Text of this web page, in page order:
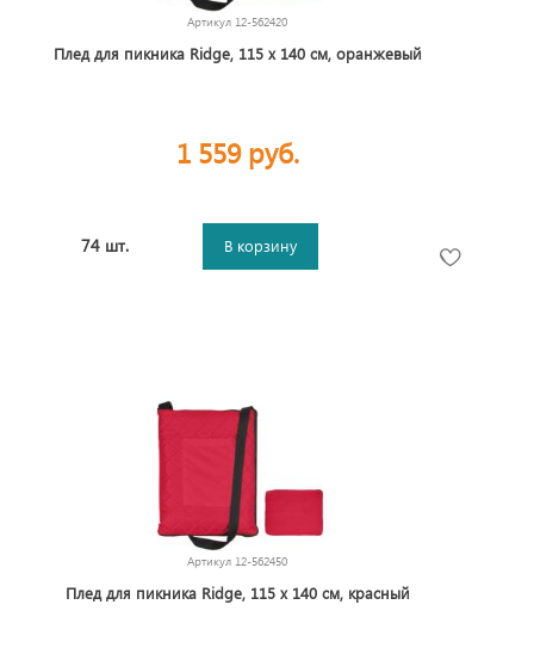
Артикул 12-562420
Плед для пикника Ridge, 115 х 140 см, оранжевый
1 559 руб.
74 шт. В корзину
Артикул 12-562450
Плед для пикника Ridge, 115 х 140 см, красный